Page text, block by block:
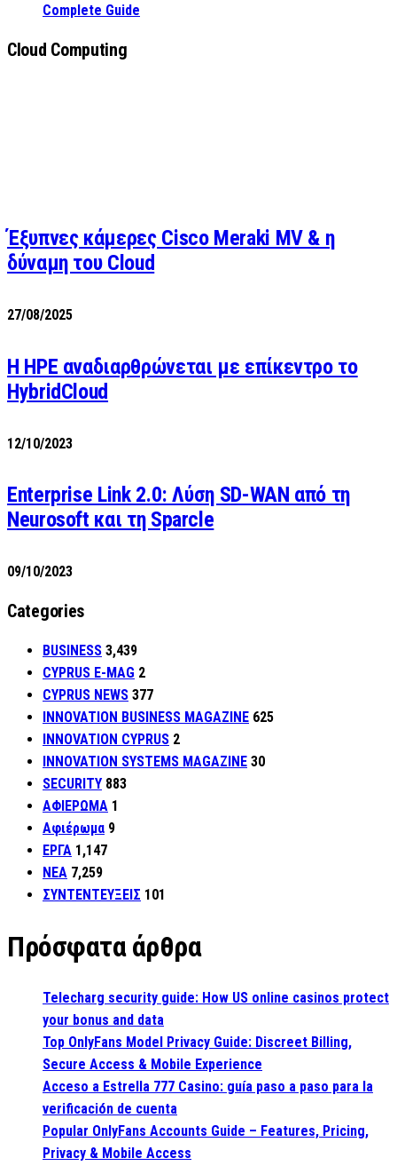
Complete Guide
Cloud Computing
Έξυπνες κάμερες Cisco Meraki MV & η
δύναμη του Cloud
27/08/2025
H HPE αναδιαρθρώνεται με επίκεντρο το
HybridCloud
12/10/2023
Enterprise Link 2.0: Λύση SD-WAN από τη
Neurosoft και τη Sparcle
09/10/2023
Categories
BUSINESS 3,439
CYPRUS E-MAG 2
CYPRUS NEWS 377
INNOVATION BUSINESS MAGAZINE 625
INNOVATION CYPRUS 2
INNOVATION SYSTEMS MAGAZINE 30
SECURITY 883
ΑΦΙΕΡΩΜΑ 1
Αφιέρωμα 9
ΕΡΓΑ 1,147
ΝΕΑ 7,259
ΣΥΝΤΕΝΤΕΥΞΕΙΣ 101
Πρόσφατα άρθρα
Telecharg security guide: How US online casinos protect
your bonus and data
Top OnlyFans Model Privacy Guide: Discreet Billing,
Secure Access & Mobile Experience
Acceso a Estrella 777 Casino: guía paso a paso para la
verificación de cuenta
Popular OnlyFans Accounts Guide – Features, Pricing,
Privacy & Mobile Access